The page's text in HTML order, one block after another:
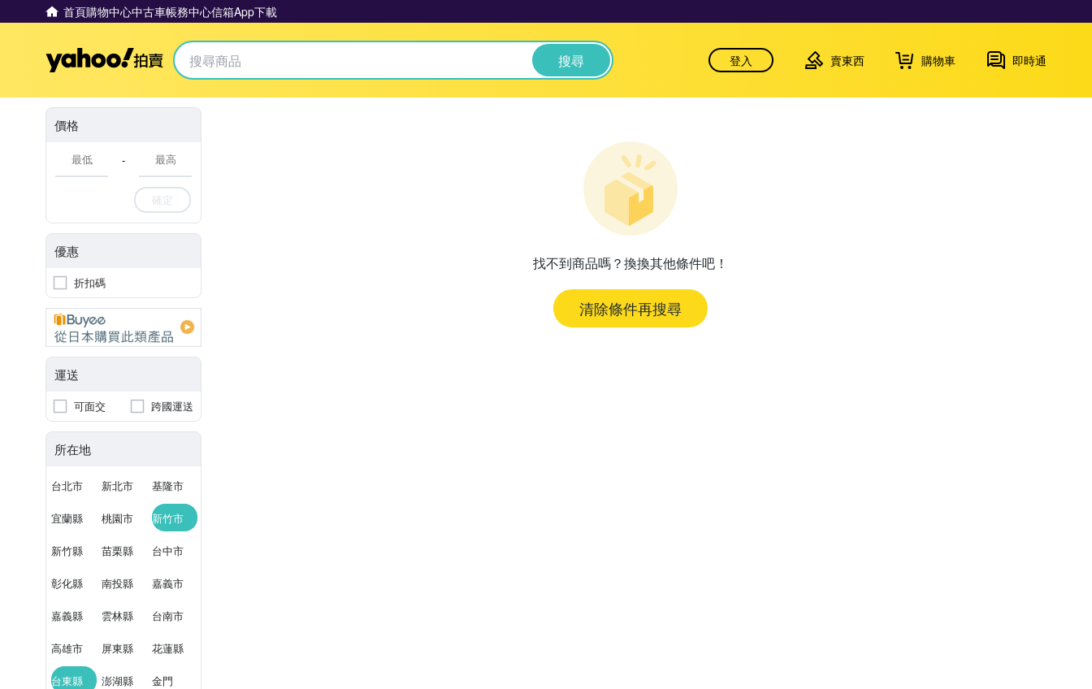
首頁購物中心中古車帳務中心信箱App下載
Yahoo拍賣 搜尋 登入 賣東西 購物車 即時通
價格
-
確定
優惠
折扣碼
運送
可面交 跨國運送
所在地
台北市 新北市 基隆市
宜蘭縣 桃園市 新竹市
新竹縣 苗栗縣 台中市
彰化縣 南投縣 嘉義市
嘉義縣 雲林縣 台南市
高雄市 屏東縣 花蓮縣
台東縣 澎湖縣 金門
找不到商品嗎？換換其他條件吧！
清除條件再搜尋